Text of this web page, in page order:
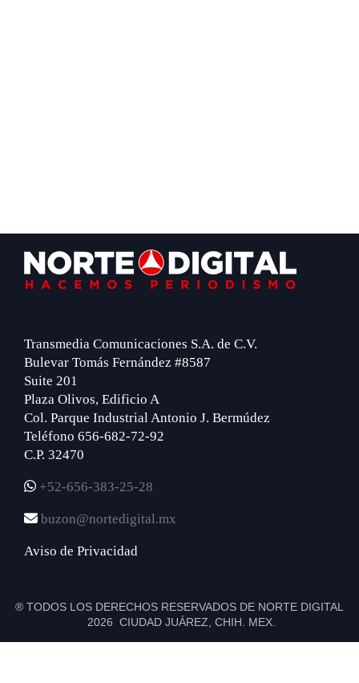
Footer
Transmedia Comunicaciones S.A. de C.V.
Bulevar Tomás Fernández #8587
Suite 201
Plaza Olivos, Edificio A
Col. Parque Industrial Antonio J. Bermúdez
Teléfono 656-682-72-92
C.P. 32470
+52-656-383-25-28
buzon@nortedigital.mx
Aviso de Privacidad
® TODOS LOS DERECHOS RESERVADOS DE NORTE DIGITAL
2026 CIUDAD JUÁREZ, CHIH. MEX.